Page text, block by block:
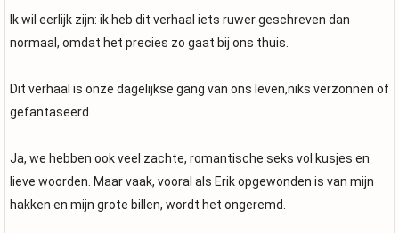
Ik wil eerlijk zijn: ik heb dit verhaal iets ruwer geschreven dan
normaal, omdat het precies zo gaat bij ons thuis.
Dit verhaal is onze dagelijkse gang van ons leven,niks verzonnen of
gefantaseerd.
Ja, we hebben ook veel zachte, romantische seks vol kusjes en
lieve woorden. Maar vaak, vooral als Erik opgewonden is van mijn
hakken en mijn grote billen, wordt het ongeremd.